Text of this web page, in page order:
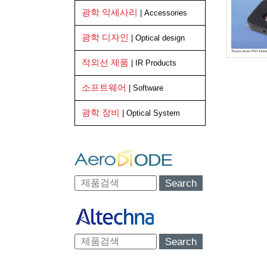
광학 악세사리 | Accessories
광학 디자인 | Optical design
적외선 제품 | IR Products
소프트웨어 | Software
광학 장비 | Optical System
Search
Search